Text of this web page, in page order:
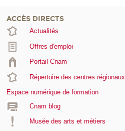
ACCÈS DIRECTS
Actualités
Offres d'emploi
Portail Cnam
Répertoire des centres régionaux
Espace numérique de formation
Cnam blog
Musée des arts et métiers